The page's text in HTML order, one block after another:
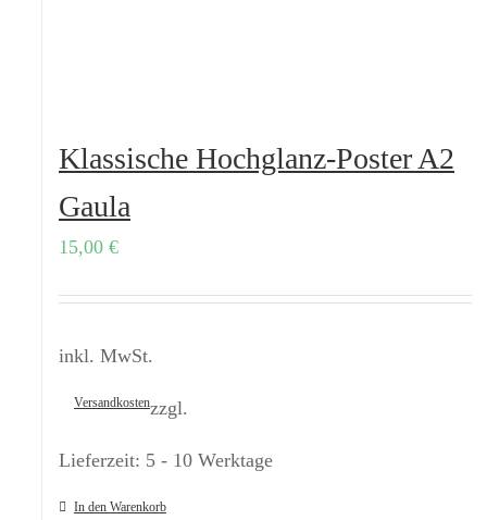
Klassische Hochglanz-Poster A2
Gaula
15,00 €
inkl. MwSt.
zzgl.
Versandkosten
Lieferzeit: 5 - 10 Werktage
In den Warenkorb